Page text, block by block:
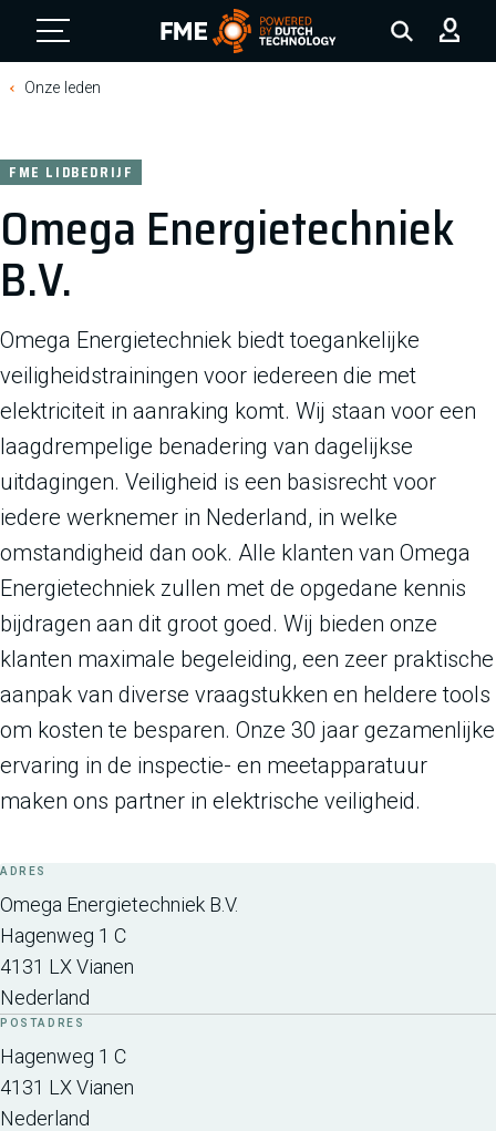
FME Logo, to the homepage
Onze leden
Omega Energietechniek
B.V.
FME LIDBEDRIJF
Omega Energietechniek biedt toegankelijke
veiligheidstrainingen voor iedereen die met
elektriciteit in aanraking komt. Wij staan voor een
laagdrempelige benadering van dagelijkse
uitdagingen. Veiligheid is een basisrecht voor
iedere werknemer in Nederland, in welke
omstandigheid dan ook. Alle klanten van Omega
Energietechniek zullen met de opgedane kennis
bijdragen aan dit groot goed. Wij bieden onze
klanten maximale begeleiding, een zeer praktische
aanpak van diverse vraagstukken en heldere tools
om kosten te besparen. Onze 30 jaar gezamenlijke
ervaring in de inspectie- en meetapparatuur
maken ons partner in elektrische veiligheid.
ADRES
Omega Energietechniek B.V.
Hagenweg 1 C
4131 LXVianen
Nederland
POSTADRES
Hagenweg 1 C
4131 LXVianen
Nederland